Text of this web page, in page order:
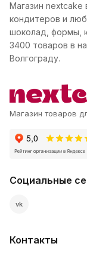
Магазин
кондитеров и
шоколад, формы,
3400 товаров в
Волгограду.
Магазин товаров
Социальные
vk
Контакты